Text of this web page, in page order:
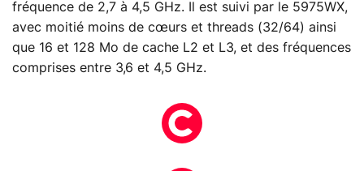
fréquence de 2,7 à 4,5 GHz. Il est suivi par le 5975WX,
avec moitié moins de cœurs et threads (32/64) ainsi
que 16 et 128 Mo de cache L2 et L3, et des fréquences
comprises entre 3,6 et 4,5 GHz.